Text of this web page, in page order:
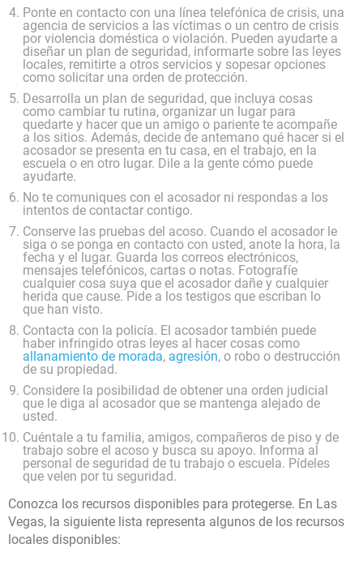
Ponte en contacto con una línea telefónica de crisis, una
agencia de servicios a las víctimas o un centro de crisis
por violencia doméstica o violación. Pueden ayudarte a
diseñar un plan de seguridad, informarte sobre las leyes
locales, remitirte a otros servicios y sopesar opciones
como solicitar una orden de protección.
Desarrolla un plan de seguridad, que incluya cosas
como cambiar tu rutina, organizar un lugar para
quedarte y hacer que un amigo o pariente te acompañe
a los sitios. Además, decide de antemano qué hacer si el
acosador se presenta en tu casa, en el trabajo, en la
escuela o en otro lugar. Dile a la gente cómo puede
ayudarte.
No te comuniques con el acosador ni respondas a los
intentos de contactar contigo.
Conserve las pruebas del acoso. Cuando el acosador le
siga o se ponga en contacto con usted, anote la hora, la
fecha y el lugar. Guarda los correos electrónicos,
mensajes telefónicos, cartas o notas. Fotografíe
cualquier cosa suya que el acosador dañe y cualquier
herida que cause. Pide a los testigos que escriban lo
que han visto.
Contacta con la policía. El acosador también puede
haber infringido otras leyes al hacer cosas como
allanamiento de morada, agresión, o robo o destrucción
de su propiedad.
Considere la posibilidad de obtener una orden judicial
que le diga al acosador que se mantenga alejado de
usted.
Cuéntale a tu familia, amigos, compañeros de piso y de
trabajo sobre el acoso y busca su apoyo. Informa al
personal de seguridad de tu trabajo o escuela. Pídeles
que velen por tu seguridad.
Conozca los recursos disponibles para protegerse. En Las
Vegas, la siguiente lista representa algunos de los recursos
locales disponibles: